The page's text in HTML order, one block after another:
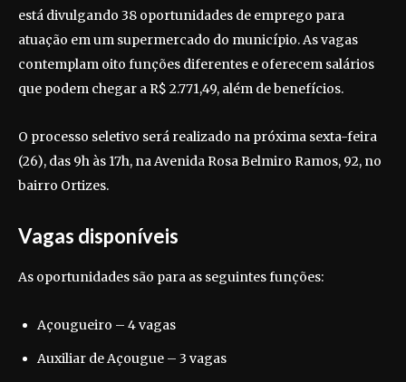
está divulgando 38 oportunidades de emprego para
atuação em um supermercado do município. As vagas
contemplam oito funções diferentes e oferecem salários
que podem chegar a R$ 2.771,49, além de benefícios.
O processo seletivo será realizado na próxima sexta-feira
(26), das 9h às 17h, na Avenida Rosa Belmiro Ramos, 92, no
bairro Ortizes.
Vagas disponíveis
As oportunidades são para as seguintes funções:
Açougueiro – 4 vagas
Auxiliar de Açougue – 3 vagas